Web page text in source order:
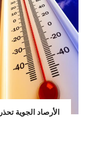
الأرصاد الجوية